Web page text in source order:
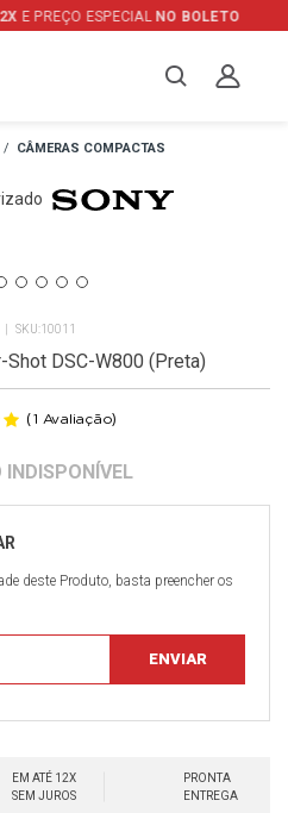
ESPECIALNO BOLETO
CÂMERAS COMPACTAS
10011
Shot DSC-W800 (Preta)
(1 Avaliação)
deste Produto, basta preencher os
EM ATÉ 12X
SEM JUROS
PRONTA
ENTREGA